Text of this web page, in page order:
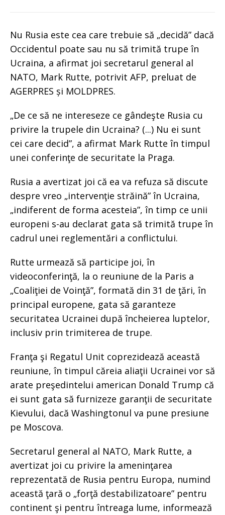
Nu Rusia este cea care trebuie să „decidă” dacă
Occidentul poate sau nu să trimită trupe în
Ucraina, a afirmat joi secretarul general al
NATO, Mark Rutte, potrivit AFP, preluat de
AGERPRES și MOLDPRES.
„De ce să ne intereseze ce gândeşte Rusia cu
privire la trupele din Ucraina? (...) Nu ei sunt
cei care decid”, a afirmat Mark Rutte în timpul
unei conferinţe de securitate la Praga.
Rusia a avertizat joi că ea va refuza să discute
despre vreo „intervenţie străină” în Ucraina,
„indiferent de forma acesteia”, în timp ce unii
europeni s-au declarat gata să trimită trupe în
cadrul unei reglementări a conflictului.
Rutte urmează să participe joi, în
videoconferinţă, la o reuniune de la Paris a
„Coaliţiei de Voinţă”, formată din 31 de ţări, în
principal europene, gata să garanteze
securitatea Ucrainei după încheierea luptelor,
inclusiv prin trimiterea de trupe.
Franţa şi Regatul Unit coprezidează această
reuniune, în timpul căreia aliaţii Ucrainei vor să
arate preşedintelui american Donald Trump că
ei sunt gata să furnizeze garanţii de securitate
Kievului, dacă Washingtonul va pune presiune
pe Moscova.
Secretarul general al NATO, Mark Rutte, a
avertizat joi cu privire la ameninţarea
reprezentată de Rusia pentru Europa, numind
această ţară o „forţă destabilizatoare” pentru
continent şi pentru întreaga lume, informează